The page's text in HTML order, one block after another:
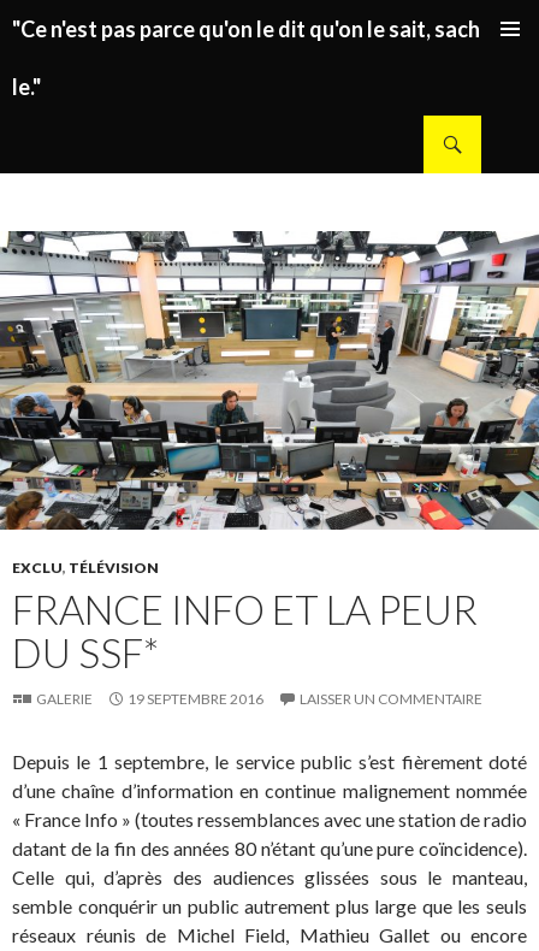
"Ce n'est pas parce qu'on le dit qu'on le sait, sachez
le."
EXCLU, TÉLÉVISION
FRANCE INFO ET LA PEUR
DU SSF*
GALERIE 19 SEPTEMBRE 2016 LAISSER UN COMMENTAIRE
Depuis le 1 septembre, le service public s’est fièrement doté
d’une chaîne d’information en continue malignement nommée
« France Info » (toutes ressemblances avec une station de radio
datant de la fin des années 80 n’étant qu’une pure coïncidence).
Celle qui, d’après des audiences glissées sous le manteau,
semble conquérir un public autrement plus large que les seuls
réseaux réunis de Michel Field, Mathieu Gallet ou encore